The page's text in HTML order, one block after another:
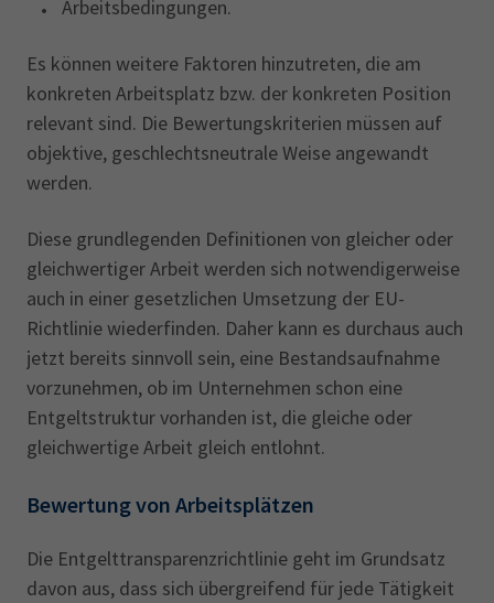
Arbeitsbedingungen.
Es können weitere Faktoren hinzutreten, die am
konkreten Arbeitsplatz bzw. der konkreten Position
relevant sind. Die Bewertungskriterien müssen auf
objektive, geschlechtsneutrale Weise angewandt
werden.
Diese grundlegenden Definitionen von gleicher oder
gleichwertiger Arbeit werden sich notwendigerweise
auch in einer gesetzlichen Umsetzung der EU-
Richtlinie wiederfinden. Daher kann es durchaus auch
jetzt bereits sinnvoll sein, eine Bestandsaufnahme
vorzunehmen, ob im Unternehmen schon eine
Entgeltstruktur vorhanden ist, die gleiche oder
gleichwertige Arbeit gleich entlohnt.
Bewertung von Arbeitsplätzen
Die Entgelttransparenzrichtlinie geht im Grundsatz
davon aus, dass sich übergreifend für jede Tätigkeit